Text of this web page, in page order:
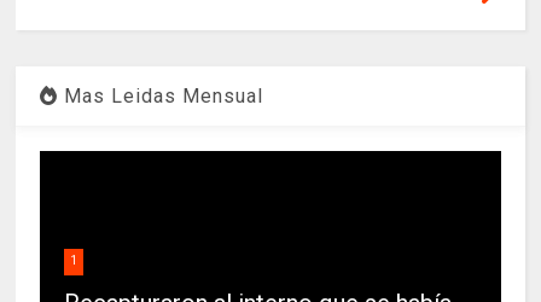
Mas Leidas Mensual
1